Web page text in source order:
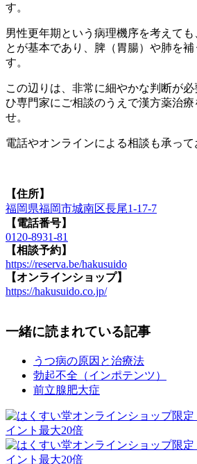
す。
男性更年期という病理機序を考えて
とが基本であり、脾（胃腸）や肺を
す。
この辺りは、非常に細やかな判断が
ひ専門家にご相談のうえで漢方薬治療
せ。
電話やオンラインによる相談も承って
【住所】
福岡県福岡市城南区長尾1-17-7
【電話番号】
0120-8931-81
【相談予約】
https://reserva.be/hakusuido
【オンラインショップ】
https://hakusuido.co.jp/
一緒に読まれている記事
うつ病の原因と治療法
勃起不全（インポテンツ）
前立腺肥大症